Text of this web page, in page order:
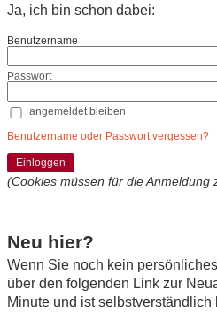
Ja, ich bin schon dabei:
Benutzername
Passwort
angemeldet bleiben
Benutzername oder Passwort vergessen?
Einloggen
(Cookies müssen für die Anmeldung
Neu hier?
Wenn Sie noch kein
über den folgenden Link zur
Minute und ist selbstverständlich